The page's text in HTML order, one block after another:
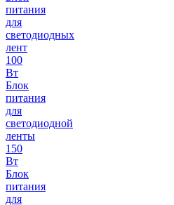
питания
для
светодиодных
лент
100
Вт
Блок
питания
для
светодиодной
ленты
150
Вт
Блок
питания
для